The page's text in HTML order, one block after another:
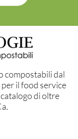
compostabili dal
il food service
di oltre